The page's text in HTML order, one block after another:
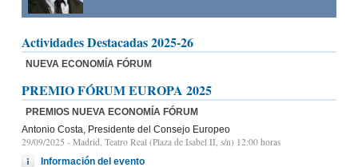
Actividades Destacadas 2025-26
NUEVA ECONOMÍA FÓRUM
PREMIO FÓRUM EUROPA 2025
PREMIOS NUEVA ECONOMÍA FÓRUM
Antonio Costa, Presidente del Consejo Europeo
29/09/2025 - Madrid, Teatro Real (Plaza de Isabel II, s/n) 12:00 horas
Información del evento